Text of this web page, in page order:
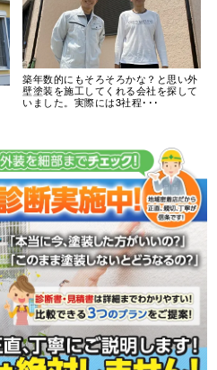
築年数的にもそろそろかな？と思い外
壁塗装を施工してくれる会社を探して
いました。実際には3社程･･･